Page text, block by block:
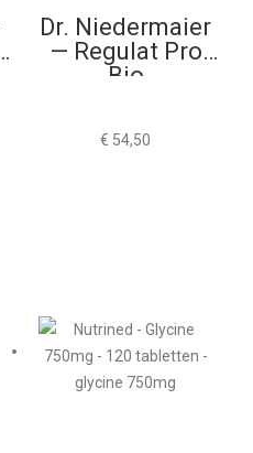
Dr. Niedermaier
— Regulat Pro
Bio
€ 54,50